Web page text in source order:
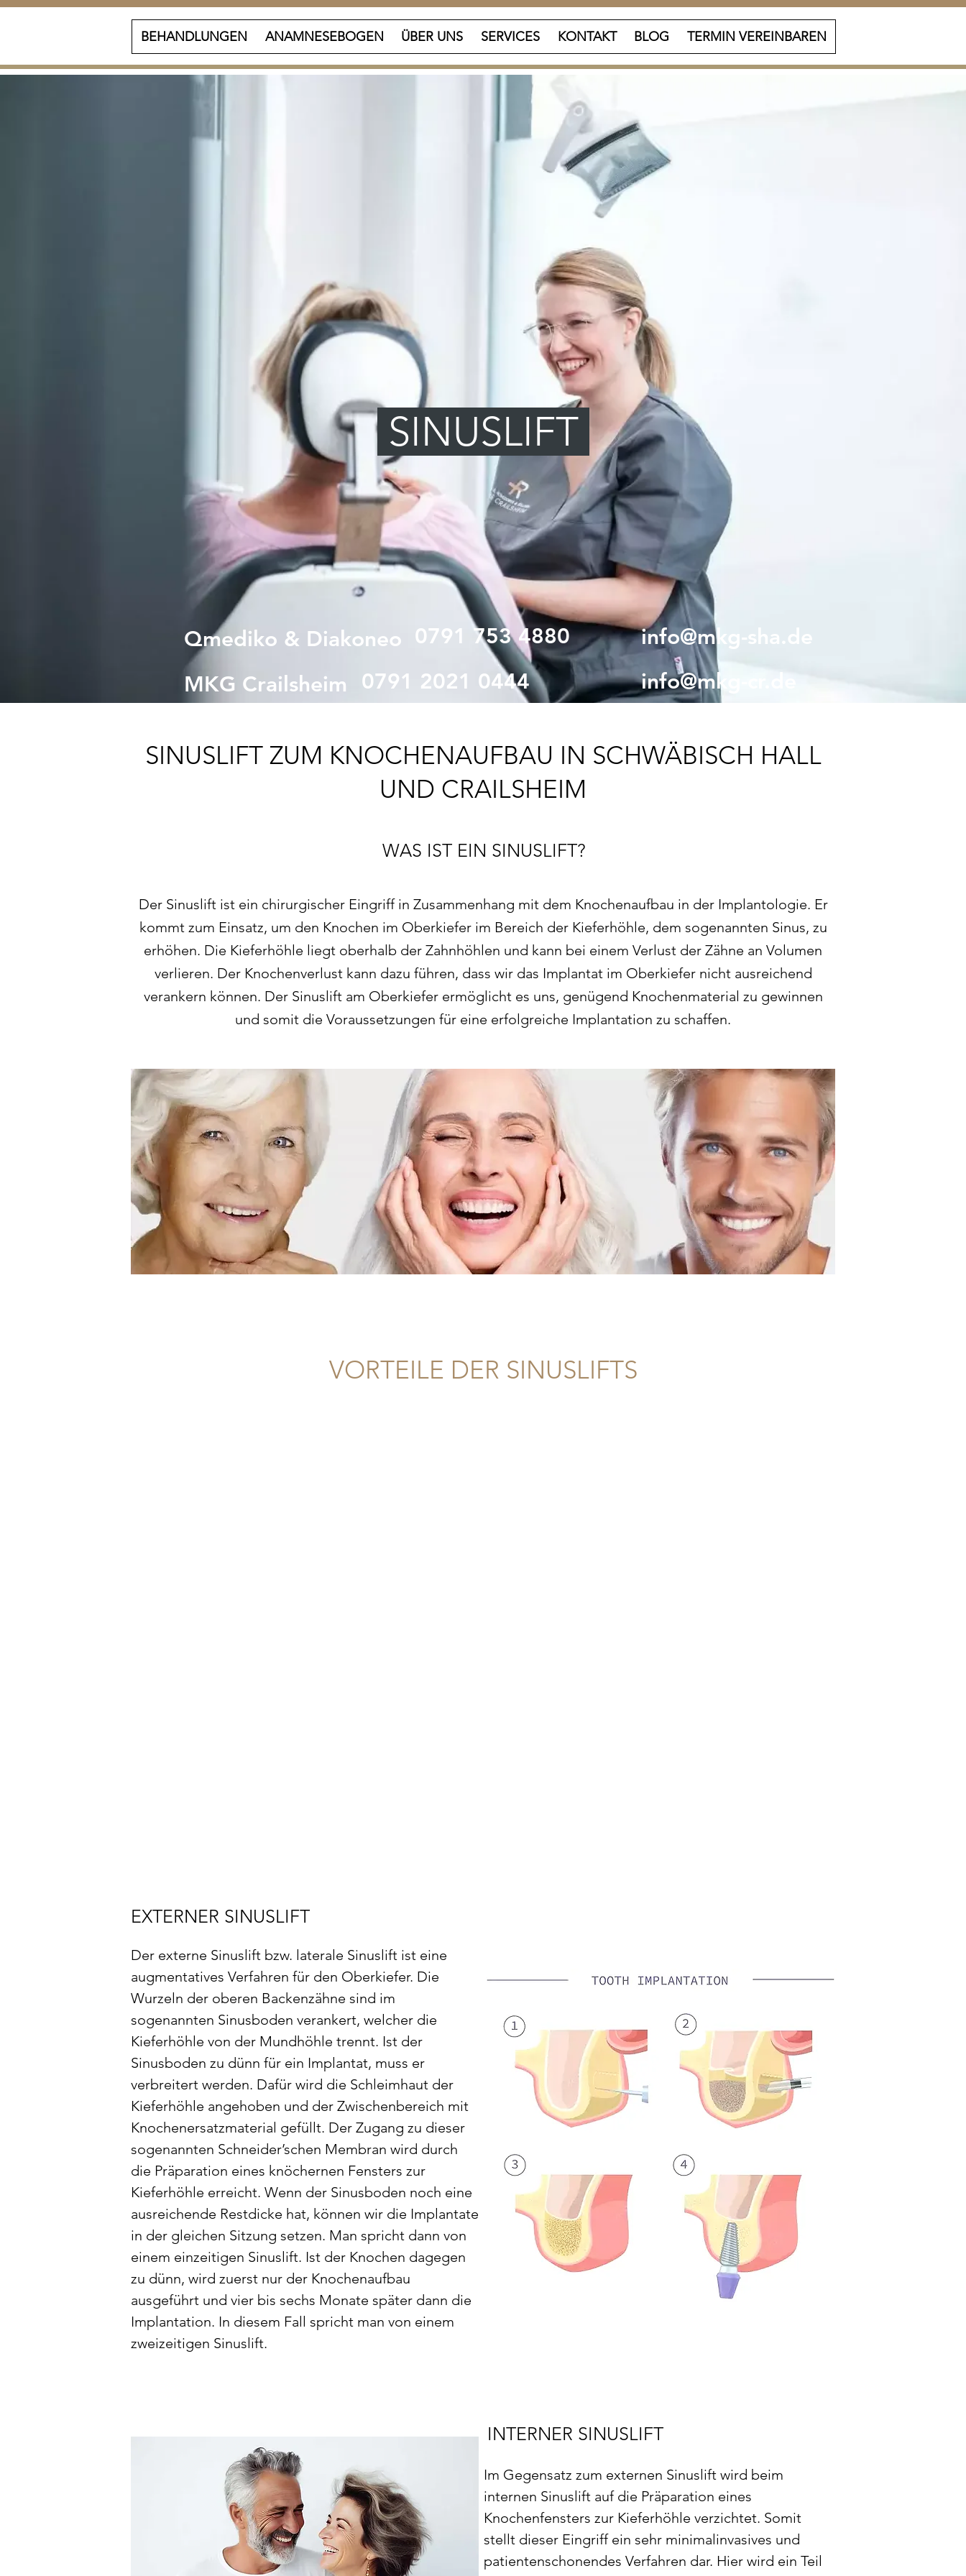
BEHANDLUNGEN ANAMNESEBOGEN ÜBER UNS SERVICES KONTAKT BLOG TERMIN VEREINBAREN
SINUSLIFT
Qmediko & Diakoneo 0791 753 4880
info@mkg-sha.de
MKG Crailsheim
0791 2021 0444 info@mkg-cr.de
SINUSLIFT ZUM KNOCHENAUFBAU IN SCHWÄBISCH HALL
UND CRAILSHEIM
WAS IST EIN SINUSLIFT?
Der Sinuslift ist ein chirurgischer Eingriff in Zusammenhang mit dem Knochenaufbau in der Implantologie. Er
kommt zum Einsatz, um den Knochen im Oberkiefer im Bereich der Kieferhöhle, dem sogenannten Sinus, zu
erhöhen. Die Kieferhöhle liegt oberhalb der Zahnhöhlen und kann bei einem Verlust der Zähne an Volumen
verlieren. Der Knochenverlust kann dazu führen, dass wir das Implantat im Oberkiefer nicht ausreichend
verankern können. Der Sinuslift am Oberkiefer ermöglicht es uns, genügend Knochenmaterial zu gewinnen
und somit die Voraussetzungen für eine erfolgreiche Implantation zu schaffen.
VORTEILE DER SINUSLIFTS
EXTERNER SINUSLIFT
Der externe Sinuslift bzw. laterale Sinuslift ist eine
augmentatives Verfahren für den Oberkiefer. Die
Wurzeln der oberen Backenzähne sind im
sogenannten Sinusboden verankert, welcher die
Kieferhöhle von der Mundhöhle trennt. Ist der
Sinusboden zu dünn für ein Implantat, muss er
verbreitert werden. Dafür wird die Schleimhaut der
Kieferhöhle angehoben und der Zwischenbereich mit
Knochenersatzmaterial gefüllt. Der Zugang zu dieser
sogenannten Schneider’schen Membran wird durch
die Präparation eines knöchernen Fensters zur
Kieferhöhle erreicht. Wenn der Sinusboden noch eine
ausreichende Restdicke hat, können wir die Implantate
in der gleichen Sitzung setzen. Man spricht dann von
einem einzeitigen Sinuslift. Ist der Knochen dagegen
zu dünn, wird zuerst nur der Knochenaufbau
ausgeführt und vier bis sechs Monate später dann die
Implantation. In diesem Fall spricht man von einem
zweizeitigen Sinuslift.
INTERNER SINUSLIFT
Im Gegensatz zum externen Sinuslift wird beim
internen Sinuslift auf die Präparation eines
Knochenfensters zur Kieferhöhle verzichtet. Somit
stellt dieser Eingriff ein sehr minimalinvasives und
patientenschonendes Verfahren dar. Hier wird ein Teil